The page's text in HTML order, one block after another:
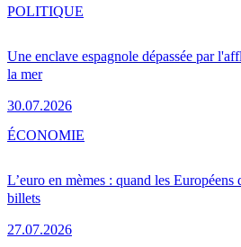
Une enclave espagnole dépassée par
la mer
30.07.2026
POLITIQUE
L’euro en mèmes : quand les
billets
27.07.2026
ÉCONOMIE